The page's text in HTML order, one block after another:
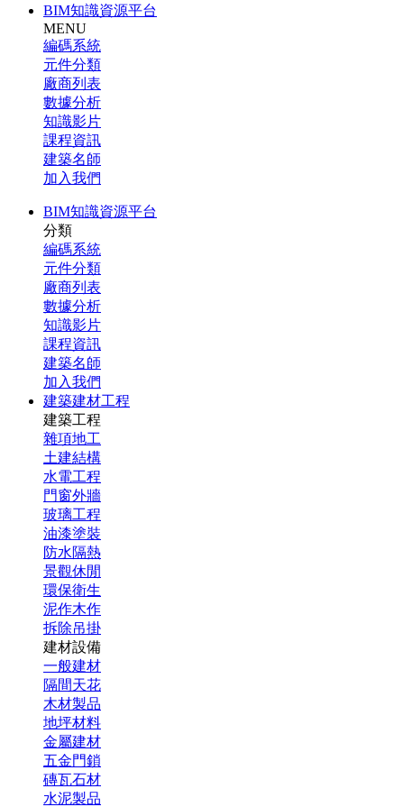
BIM知識資源平台
MENU
編碼系統
元件分類
廠商列表
數據分析
知識影片
課程資訊
建築名師
加入我們
BIM知識資源平台
分類
編碼系統
元件分類
廠商列表
數據分析
知識影片
課程資訊
建築名師
加入我們
建築建材工程
建築工程
雜項地工
土建結構
水電工程
門窗外牆
玻璃工程
油漆塗裝
防水隔熱
景觀休閒
環保衛生
泥作木作
拆除吊掛
建材設備
一般建材
隔間天花
木材製品
地坪材料
金屬建材
五金門鎖
磚瓦石材
水泥製品